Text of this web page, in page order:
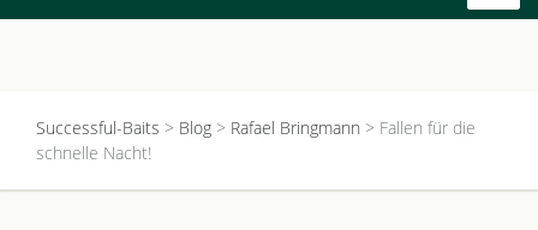
Successful-Baits > Blog > Rafael Bringmann > Fallen für die
schnelle Nacht!